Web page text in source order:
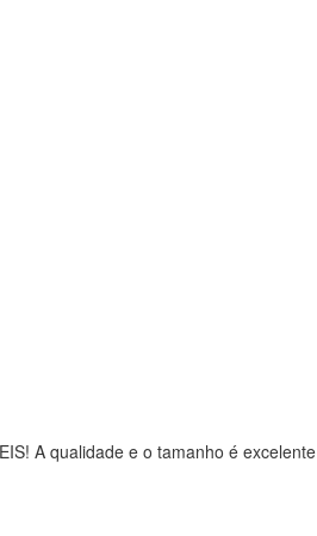
A qualidade e o tamanho é excelente